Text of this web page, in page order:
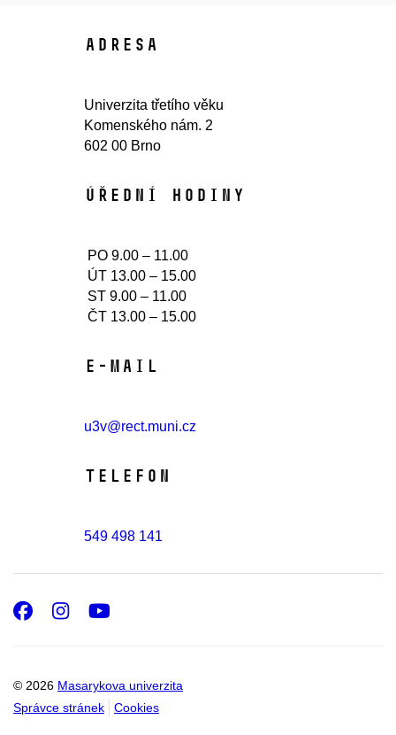
Adresa
Univerzita třetího věku
Komenského nám. 2
602 00 Brno
Úřední hodiny​
PO 9.00 – 11.00
ÚT 13.00 – 15.00
ST 9.00 – 11.00
ČT 13.00 – 15.00
E-mail
u3v@rect.muni.cz
Telefon
549 498 141
© 2026 Masarykova univerzita
Správce stránek
Cookies
Facebook
Instagram